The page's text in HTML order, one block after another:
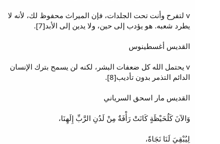
v لتفرح وأنت تحت الجلدات، فإن الميراث محفوظ لك، لأنه لا
يطرد شعبه. هو يؤدب إلى حين، ولا يدين إلى الأبد[7].
القديس أغسطينوس
v يحتمل الله كل ضعفات البشر، لكنه لن يسمح بترك الإنسان
الدائم التذمر بدون تأديب[8].
القديس مار اسحق السرياني
وَالآنَ كَلُحَيْظَةٍ كَانَتْ رَأْفَةٌ مِنْ لَدُنِ الرَّبِّ إِلَهِنَا،
لِيُبْقِيَ لَنَا نَجَاةً،